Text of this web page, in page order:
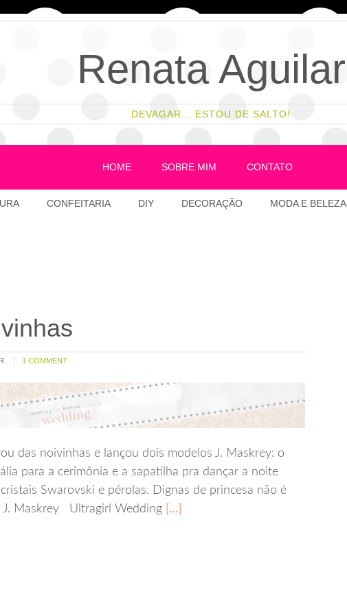
Renata Aguilar
DEVAGAR... ESTOU DE SALTO!
HOME SOBRE MIM CONTATO
CONFEITARIA DIY DECORAÇÃO MODA E BELEZA
1 COMMENT
das noivinhas e lançou dois modelos J. Maskrey: o
para a cerimônia e a sapatilha pra dançar a noite
Swarovski e pérolas. Dignas de princesa não é
J. Maskrey Ultragirl Wedding […]